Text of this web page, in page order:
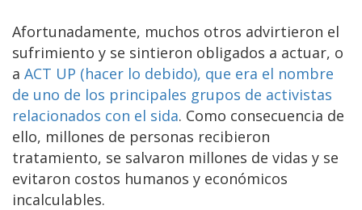
Afortunadamente, muchos otros advirtieron el
sufrimiento y se sintieron obligados a actuar, o
a ACT UP (hacer lo debido), que era el nombre
de uno de los principales grupos de activistas
relacionados con el sida. Como consecuencia de
ello, millones de personas recibieron
tratamiento, se salvaron millones de vidas y se
evitaron costos humanos y económicos
incalculables.